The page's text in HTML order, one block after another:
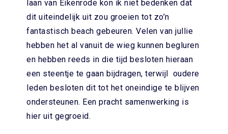
laan van Eikenrode kon ik niet bedenken dat
dit uiteindelijk uit zou groeien tot zo’n
fantastisch beach gebeuren. Velen van jullie
hebben het al vanuit de wieg kunnen begluren
en hebben reeds in die tijd besloten hieraan
een steentje te gaan bijdragen, terwijl oudere
leden besloten dit tot het oneindige te blijven
ondersteunen. Een pracht samenwerking is
hier uit gegroeid.